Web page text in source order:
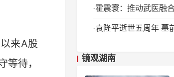
来A股
待，
霍震寰：推动武医融
袁隆平逝世五周年 墓
镜观湖南